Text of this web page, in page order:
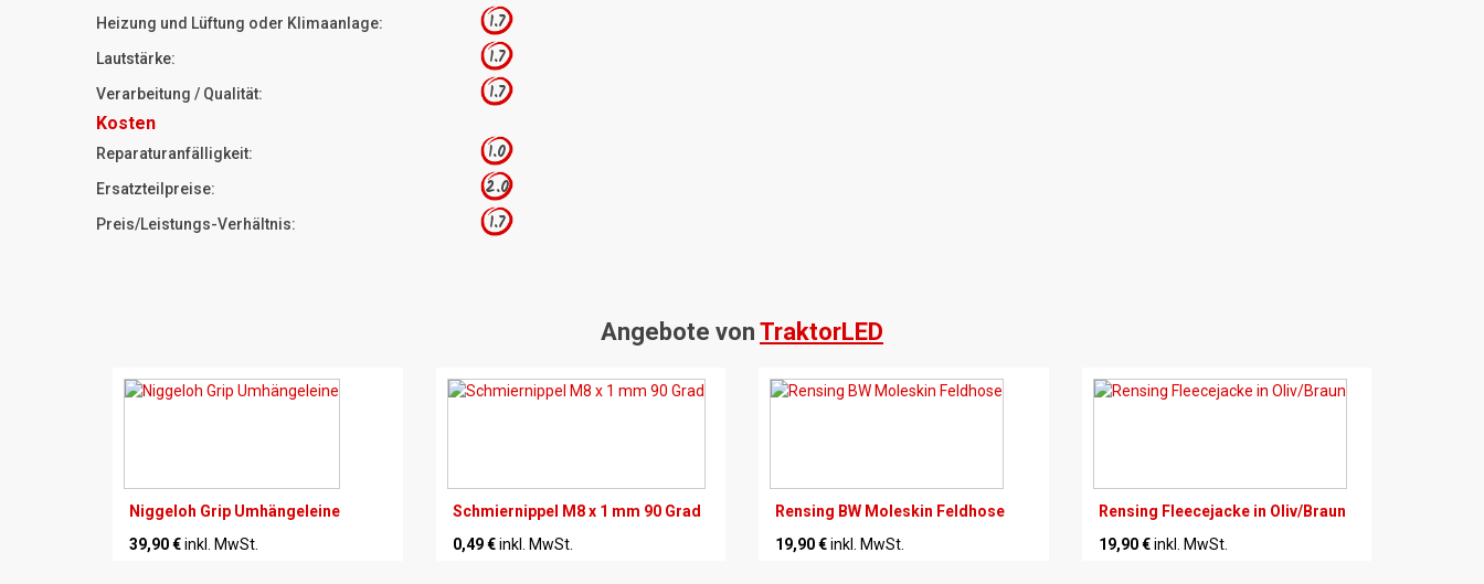
Heizung und Lüftung oder Klimaanlage: 1.7
Lautstärke: 1.7
Verarbeitung / Qualität: 1.7
Kosten
Reparaturanfälligkeit: 1.0
Ersatzteilpreise: 2.0
Preis/Leistungs-Verhältnis: 1.7
Angebote von TraktorLED
Niggeloh Grip Umhängeleine
39,90 €inkl. MwSt.
Schmiernippel M8 x 1 mm 90 Grad
0,49 € inkl. MwSt.
Rensing BW Moleskin Feldhose
19,90 €inkl. MwSt.
Rensing Fleecejacke in Oliv/Braun
19,90 € inkl. MwSt.